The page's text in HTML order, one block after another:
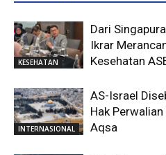
KESEHATAN
Dari
Ikrar
Kesehatan
INTERNASIONAL
AS-Israel
Hak
Aqsa